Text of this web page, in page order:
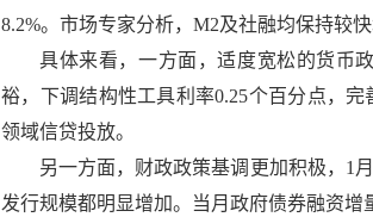
8.2%。市场专家分析，M2及社融均保持较
具体来看，一方面，适度宽松的货币
裕，下调结构性工具利率0.25个百分点，
领域信贷投放。
另一方面，财政政策基调更加积极，1
发行规模都明显增加。当月政府债券融资增